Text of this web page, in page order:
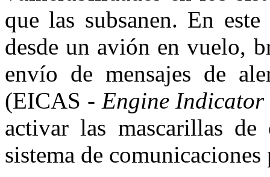
que las subsanen. En
desde un avión en vuelo,
envío de mensajes de
(EICAS - Engine Indicator
activar las mascarillas
sistema de